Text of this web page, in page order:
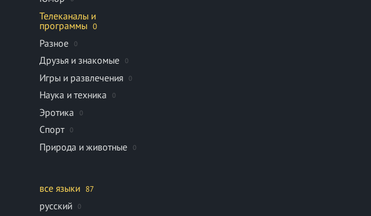
Телеканалы и
программы 0
Разное 0
Друзья и знакомые 0
Игры и развлечения 0
Наука и техника 0
Эротика 0
Спорт 0
Природа и животные 0
все языки 87
русский 0